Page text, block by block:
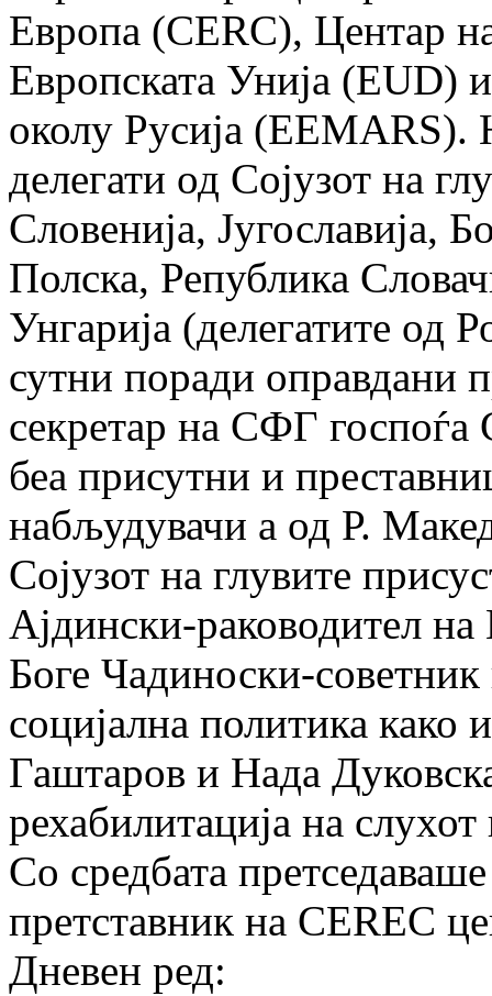
Европа (CERC), Центар
Европската Унија (EUD)
околу Русија (EEMARS).
делегати од Сојузот на
Словенија, Југо­сла­вија,
Полска, Република
Унгарија (делегатите од
сут­ни поради оправдани
секретар на СФГ
беа присутни и
набљудувачи а од Р.
Сојузот на глувите
Ајдински-раководител на
Боге Чадиноски-
социјална политика како
Гаштаров и Нада
рехабилитација на
Со средбата
претставник на CEREC
Дневен ред: